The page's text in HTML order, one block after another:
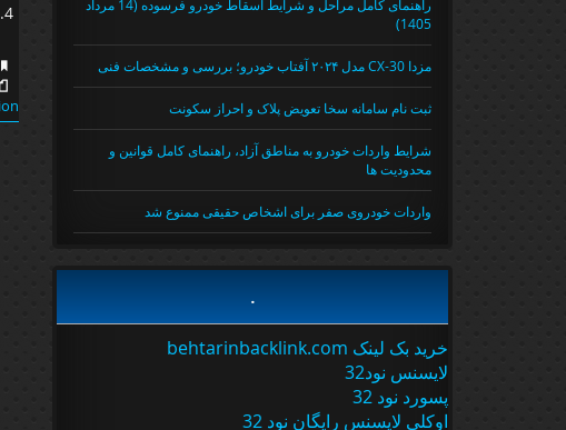
راهنمای کامل مراحل و شرایط اسقاط خودرو فرسوده (14 مرداد
1405)
مزدا CX-30 مدل ۲۰۲۴ آفتاب خودرو؛ بررسی و مشخصات فنی
ثبت نام سامانه سخا تعویض پلاک و احراز سکونت
شرایط واردات خودرو به مناطق آزاد، راهنمای کامل قوانین و
محدودیت ها
واردات خودروی صفر برای اشخاص حقیقی ممنوع شد
.
خرید بک لینک behtarinbacklink.com
لایسنس نود32
پسورد نود 32
اوکلی لایسنس رایگان نود 32